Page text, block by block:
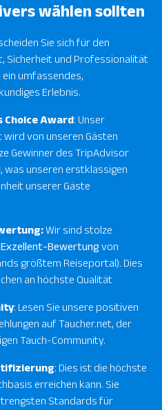
wählen sollten
Sie sich für den
Sicherheit und Professionalität
ein umfassendes,
Erlebnis.
Choice Award: Unser
wird von unseren Gästen
Gewinner des TripAdvisor
was unseren erstklassigen
unserer Gäste
:Wir sind stolze
Bewertungvon
größtem Reiseportal). Dies
an höchste Qualität
: Lesen Sie unsere positiven
auf Taucher.net, der
Tauch-Community.
: Dies ist die höchste
erreichen kann. Sie
Standards für